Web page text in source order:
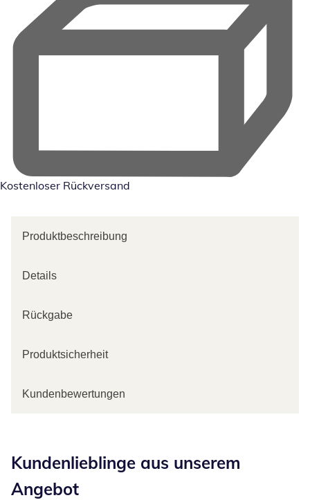
Kostenloser Rückversand
Produktbeschreibung
Details
Rückgabe
Produktsicherheit
Kundenbewertungen
Kundenlieblinge aus unserem
Angebot